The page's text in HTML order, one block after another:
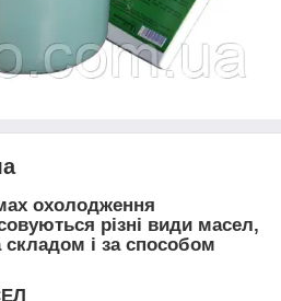
охолодження
різні види масел,
складом і за способом